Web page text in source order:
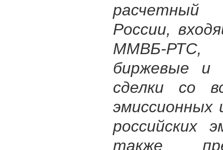
расчетный
России,
ММВБ-РТС,
биржевые и
сделки со
эмиссионных
российских
также